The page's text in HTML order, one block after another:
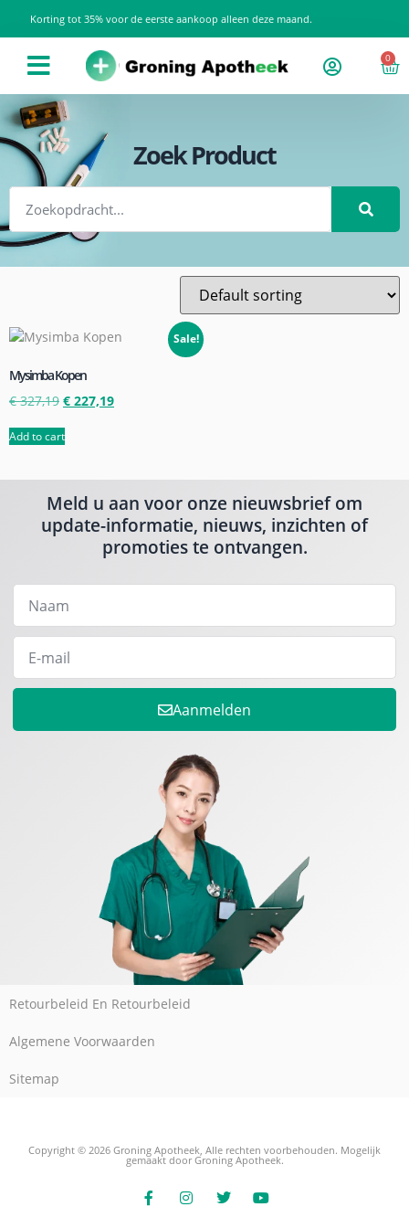
Korting tot 35% voor de eerste aankoop alleen deze maand.
0
Zoek Product
Sale!
Mysimba Kopen
€327,19 € 227,19
Add to cart
Meld u aan voor onze nieuwsbrief om
update-informatie, nieuws, inzichten of
promoties te ontvangen.
Aanmelden
Retourbeleid En Retourbeleid
Algemene Voorwaarden
Sitemap
Copyright © 2026 Groning Apotheek, Alle rechten voorbehouden. Mogelijk
gemaakt door Groning Apotheek.